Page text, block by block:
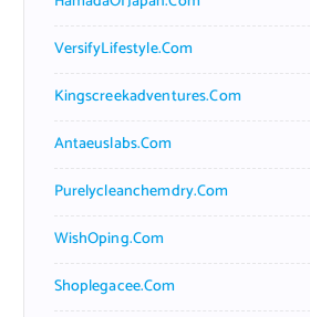
VersifyLifestyle.com
Kingscreekadventures.com
Antaeuslabs.com
Purelycleanchemdry.com
WishOping.com
Shoplegacee.com